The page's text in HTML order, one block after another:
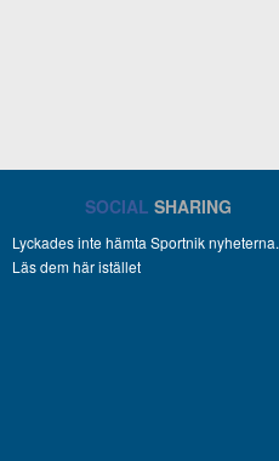
SOCIAL SHARING
Lyckades inte hämta Sportnik nyheterna.
Läs dem här istället